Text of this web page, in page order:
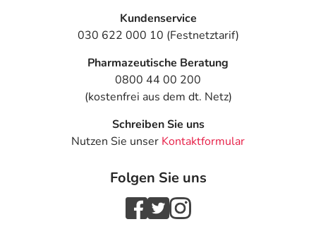
Kundenservice
030 622 000 10 (Festnetztarif)
Pharmazeutische Beratung
0800 44 00 200
(kostenfrei aus dem dt. Netz)
Schreiben Sie uns
Nutzen Sie unser Kontaktformular
Folgen Sie uns